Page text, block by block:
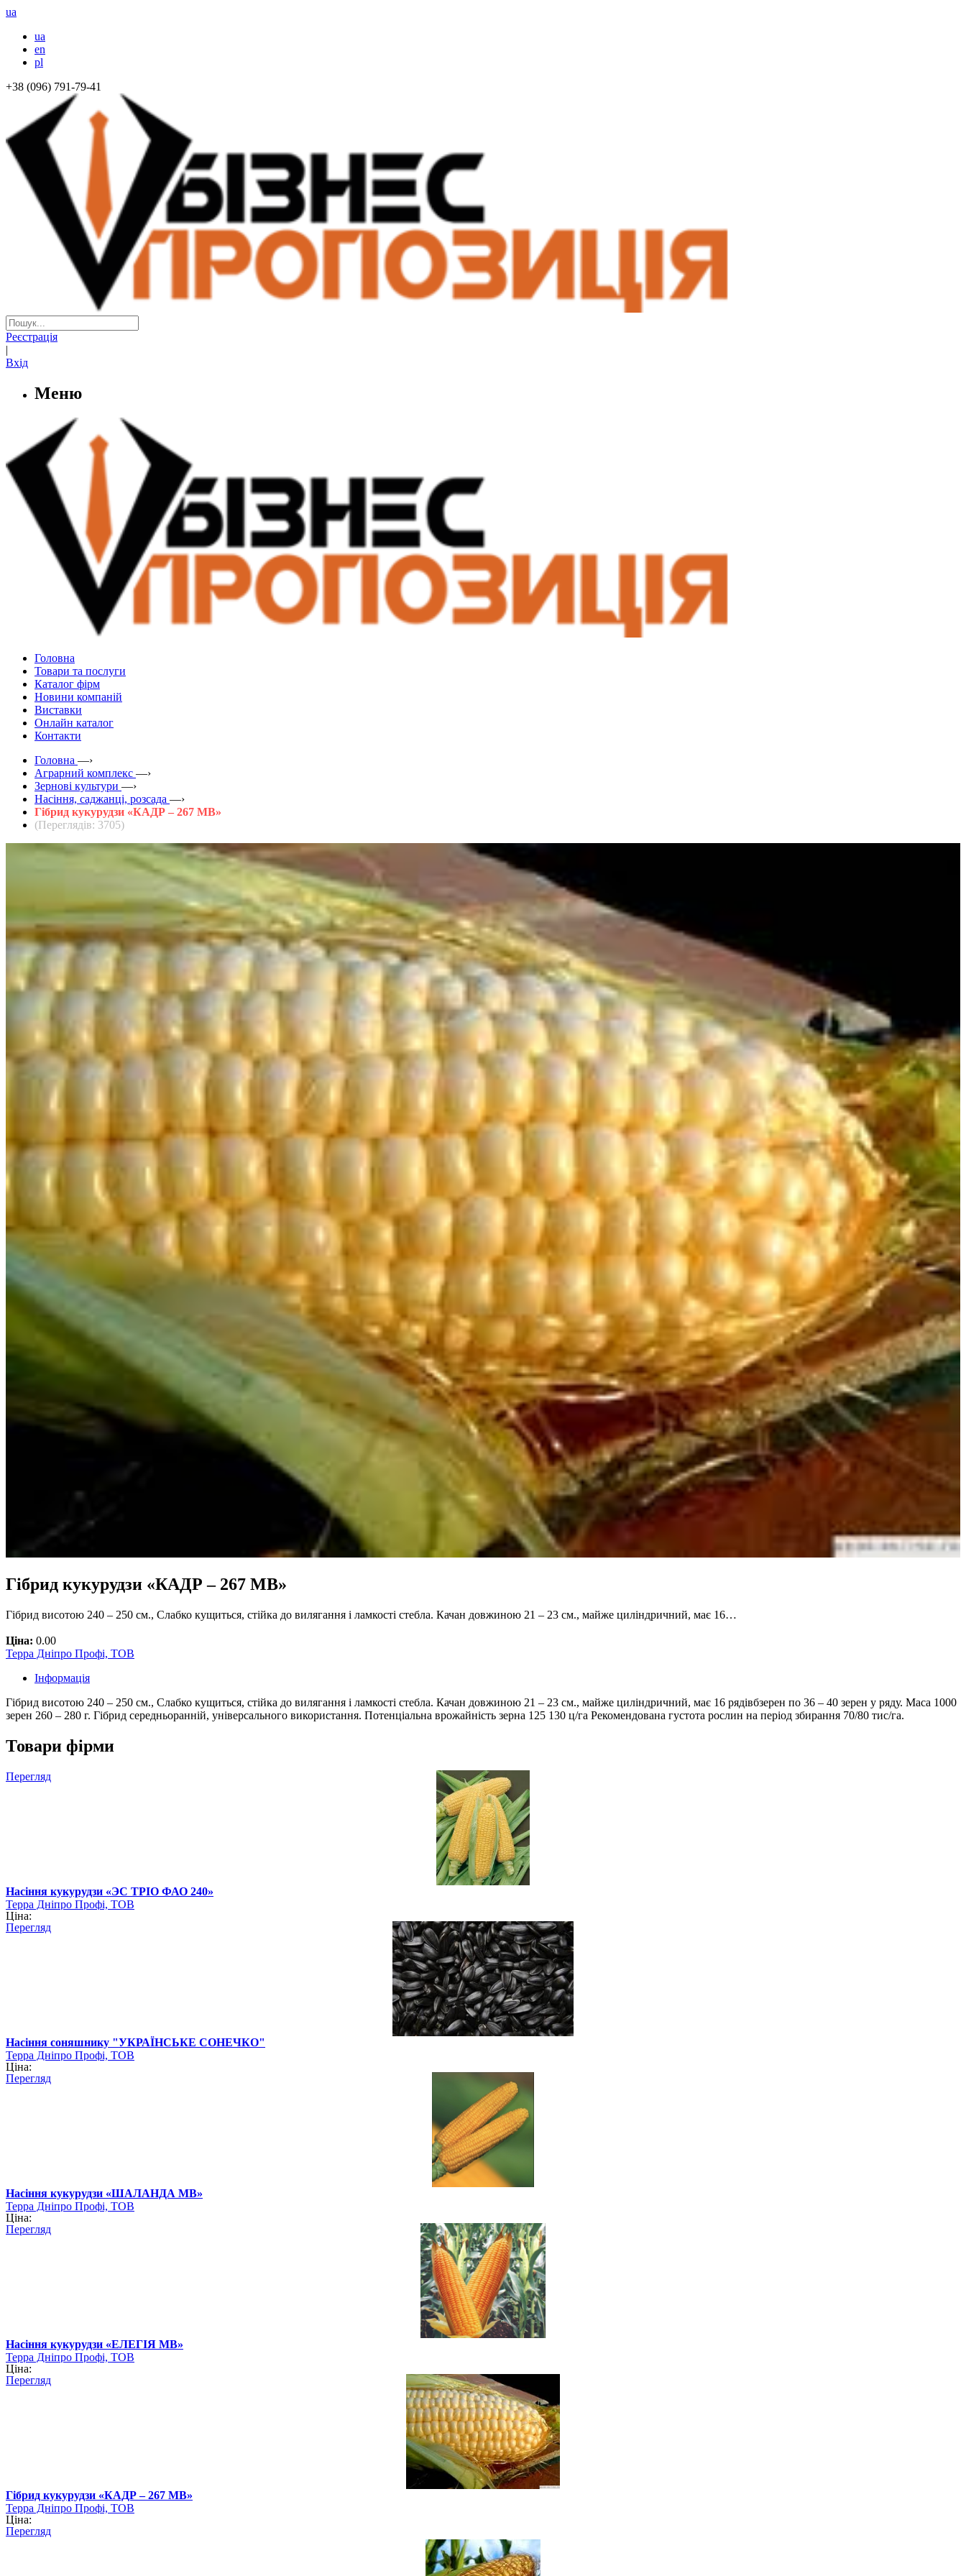
ua
ua
en
pl
+38 (096) 791-79-41
Реєстрація
|
Вхід
Меню
Головна
Товари та послуги
Каталог фірм
Новини компаній
Виставки
Онлайн каталог
Контакти
Головна —›
Аграрний комплекс —›
Зернові культури —›
Насіння, саджанці, розсада —›
Гібрид кукурудзи «КАДР – 267 МВ»
(Переглядів: 3705)
Гібрид кукурудзи «КАДР – 267 МВ»
Гібрид висотою 240 – 250 см., Слабко кущиться, стійка до вилягання і ламкості стебла. Качан довжиною 21 – 23 см., майже циліндричний, має 16…
Ціна: 0.00
Терра Дніпро Профі, ТОВ
Інформація
Гібрид висотою 240 – 250 см., Слабко кущиться, стійка до вилягання і ламкості стебла. Качан довжиною 21 – 23 см., майже циліндричний, має 16 рядівбзерен по 36 – 40 зерен у ряду. Маса 1000
зерен 260 – 280 г. Гібрид середньоранній, універсального використання. Потенціальна врожайність зерна 125 130 ц/га Рекомендована густота рослин на період збирання 70/80 тис/га.
Товари фірми
Перегляд
Насіння кукурудзи «ЭС ТРІО ФАО 240»
Терра Дніпро Профі, ТОВ
Ціна:
Перегляд
Насіння соняшнику "УКРАЇНСЬКЕ СОНЕЧКО"
Терра Дніпро Профі, ТОВ
Ціна:
Перегляд
Насіння кукурудзи «ШАЛАНДА МВ»
Терра Дніпро Профі, ТОВ
Ціна:
Перегляд
Насіння кукурудзи «ЕЛЕГІЯ МВ»
Терра Дніпро Профі, ТОВ
Ціна:
Перегляд
Гібрид кукурудзи «КАДР – 267 МВ»
Терра Дніпро Профі, ТОВ
Ціна:
Перегляд